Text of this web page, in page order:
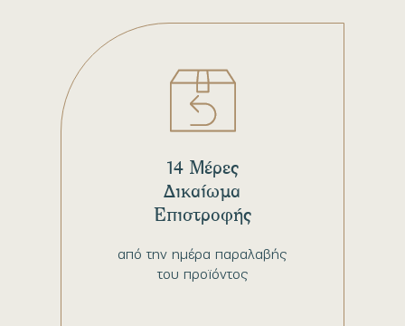
από την ημέρα παραλαβής
του προϊόντος
14 Μέρες
Δικαίωμα
Επιστροφής